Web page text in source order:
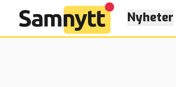
Nyheter